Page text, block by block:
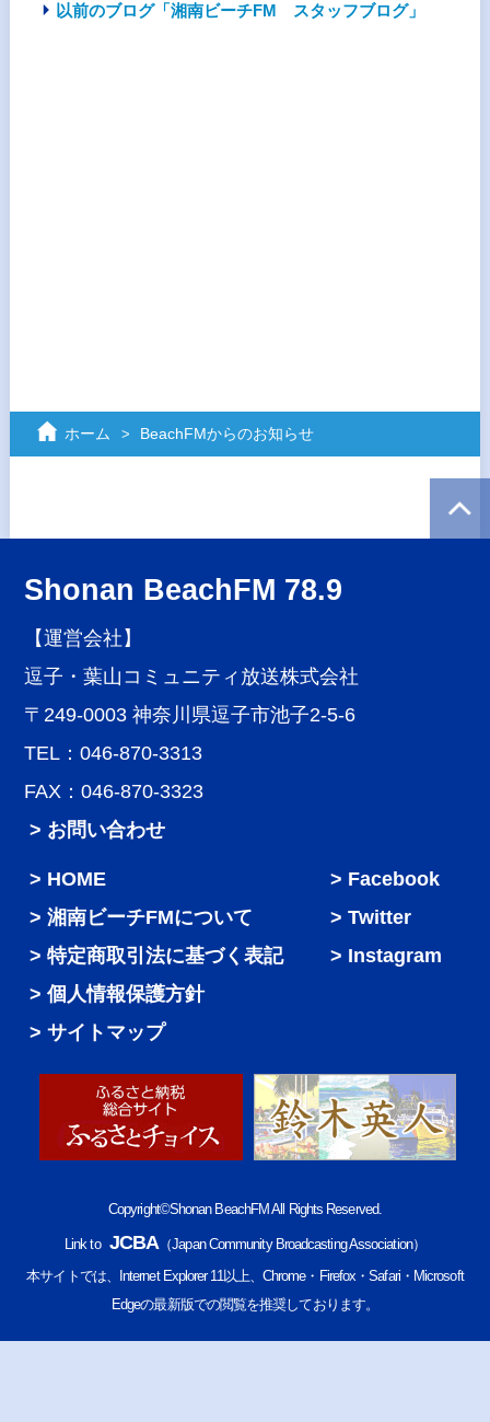
以前のブログ「湘南ビーチFM スタッフブログ」
ホーム BeachFMからのお知らせ
Shonan BeachFM 78.9
【運営会社】
逗子・葉山コミュニティ放送株式会社
〒249-0003 神奈川県逗子市池子2-5-6
TEL：046-870-3313
FAX：046-870-3323
> お問い合わせ
HOME
湘南ビーチFMについて
特定商取引法に基づく表記
個人情報保護方針
サイトマップ
Facebook
Twitter
Instagram
Copyright©Shonan BeachFM All Rights Reserved.
Link to JCBA（Japan Community Broadcasting Association）
本サイトでは、Internet Explorer 11以上、Chrome・Firefox・Safari・Microsoft
Edgeの最新版での閲覧を推奨しております。